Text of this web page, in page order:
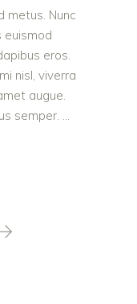
metus. Nunc
euismod
eros.
nisl, viverra
augue.
semper.